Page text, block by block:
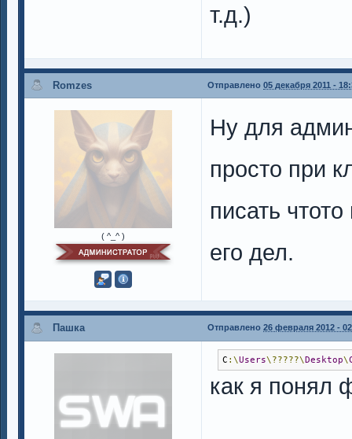
т.д.)
Romzes Отправлено 05 декабря 2011 -
( ^_^ )
Ну для
просто при
писать
его дел.
Пашка Отправлено 26 февраля 2012 -
C :\Users\?????\Desktop\
как я понял